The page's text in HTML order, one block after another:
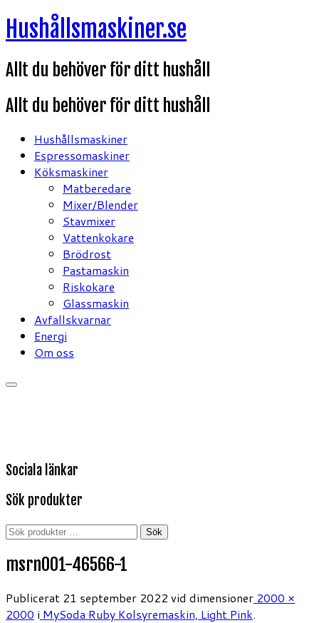
Hoppa
till
Hushållsmaskiner.se
Allt du behöver för ditt hushåll
Allt du behöver för ditt hushåll
Hushållsmaskiner
Espressomaskiner
Köksmaskiner
Matberedare
Mixer/Blender
Stavmixer
Vattenkokare
Brödrost
Pastamaskin
Riskokare
Glassmaskin
Avfallskvarnar
Energi
Om oss
Sociala länkar
Sök produkter
Sök
Sök
msrn001-46566-1
Publicerat 21 september 2022 vid dimensioner 2000 ×
2000 i MySoda Ruby Kolsyremaskin, Light Pink.